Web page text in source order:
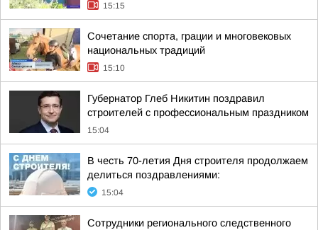
15:15
Сочетание спорта, грации и многовековых
национальных традиций
15:10
Губернатор Глеб Никитин поздравил
строителей с профессиональным праздником
15:04
В честь 70-летия Дня строителя продолжаем
делиться поздравлениями:
15:04
Сотрудники регионального следственного